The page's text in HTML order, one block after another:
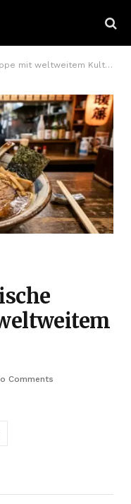
mit weltweitem Kultstatus
Comments